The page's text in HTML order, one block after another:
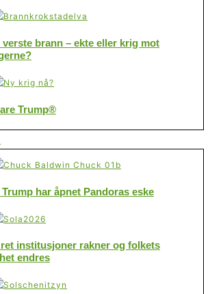
verste brann – ekte eller krig mot
Trump®
har åpnet Pandoras eske
institusjoner rakner og folkets
endres